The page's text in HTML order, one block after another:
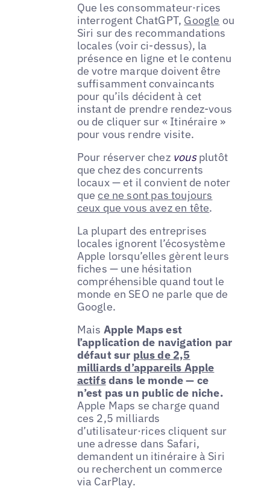
Que les consommateur·rices
interrogent ChatGPT, Google ou
Siri sur des recommandations
locales (voir ci-dessus), la
présence en ligne et le contenu
de votre marque doivent être
suffisamment convaincants
pour qu’ils décident à cet
instant de prendre rendez-vous
ou de cliquer sur « Itinéraire »
pour vous rendre visite.
Pour réserver chez vousplutôt
que chez des concurrents
locaux — et il convient de noter
quece ne sont pas toujours
ceux que vous avez en tête.
La plupart des entreprises
locales ignorent l’écosystème
Apple lorsqu’elles gèrent leurs
fiches — une hésitation
compréhensible quand tout le
monde en SEO ne parle que de
Google.
Mais Apple Maps est
l’application de navigation par
défaut sur plus de 2,5
milliards d’appareils Apple
actifsdans le monde — ce
n’est pas un public de niche.
Apple Maps se charge quand
ces 2,5 milliards
d’utilisateur·rices cliquent sur
une adresse dans Safari,
demandent un itinéraire à Siri
ou recherchent un commerce
via CarPlay.